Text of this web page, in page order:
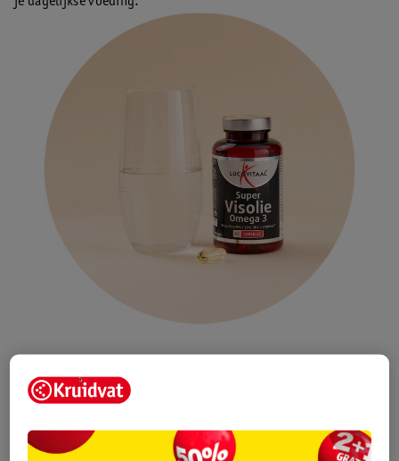
Algenolie: een plantaardig alternatief voor
visolie
Gebruik je liever geen dierlijke producten? Dan is er een
alternatief: algenolie. Algen bevatten namelijk van nature DHA.